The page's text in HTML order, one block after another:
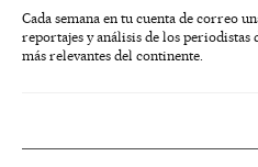
Cada semana en tu cuenta de correo
reportajes y análisis de los periodistas
más relevantes del continente.